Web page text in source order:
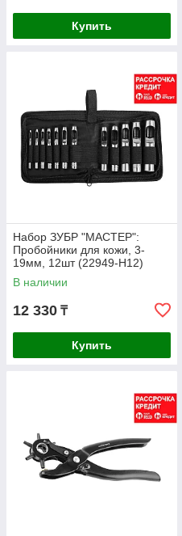
Купить
Набор ЗУБР "МАСТЕР":
Пробойники для кожи, 3-
19мм, 12шт (22949-H12)
В наличии
12 330 ₸
Купить